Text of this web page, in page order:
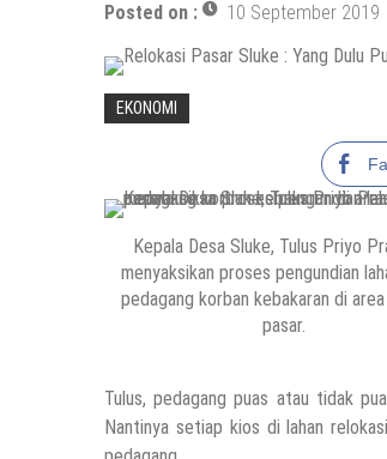
Posted on : 10 September 2019
EKONOMI
Kepala Desa Sluke, Tulus Priyo
menyaksikan proses pengundian
pedagang korban kebakaran di
pasar.
Tulus, pedagang puas atau tidak
Nantinya setiap kios di lahan